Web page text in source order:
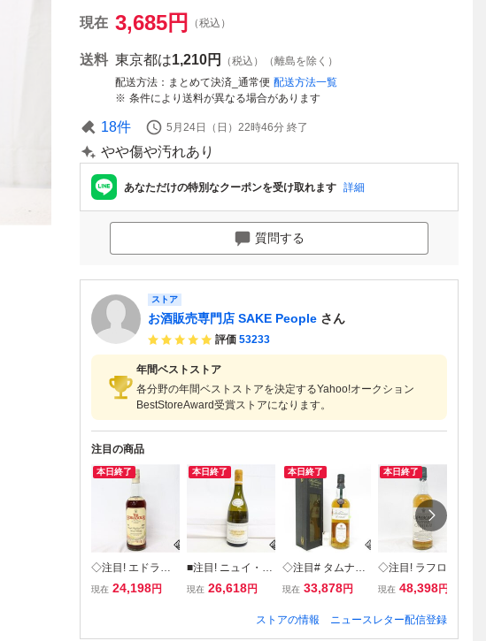
現在 3,685円 （税込）
送料 東京都は1,210円
（税込）（離島を除く）
配送方法
まとめて決済_通常便 配送方法一覧
条件により送料が異なる場合があります
18件 5月24日（日）22時46分 終了
やや傷や汚れあり
あなただけの特別なクーポンを受け取れます 詳細
質問する
ストア
お酒販売専門店 SAKE People さん
評価 53233
年間ベストストア
各分野の年間ベストストアを決定するYahoo!オークション
BestStoreAward受賞ストアになります。
注目の商品
本日終了
◇注目! エドラダ
ワー 旧ボトル 10
現在 24,198円
本日終了
■注目! ニュイ・サ
ン・ジョルジュ 1
ド・ラ・マレシャ
現在 26,618円
本日終了
◇注目# タムナヴ
ーリン 24年 ステ
700ml 45％ スコ
現在 33,878円
本日終了
◇注目! ラフロイ
グ カーディス 12
スコッチ
現在 48,398円
ストアの情報 ニュースレター配信登録